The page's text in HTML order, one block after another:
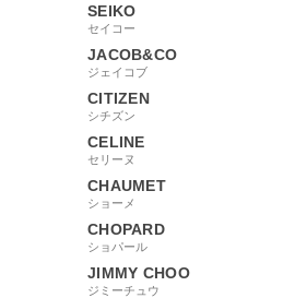
SEIKO
セイコー
JACOB&CO
ジェイコブ
CITIZEN
シチズン
CELINE
セリーヌ
CHAUMET
ショーメ
CHOPARD
ショパール
JIMMY CHOO
ジミーチュウ